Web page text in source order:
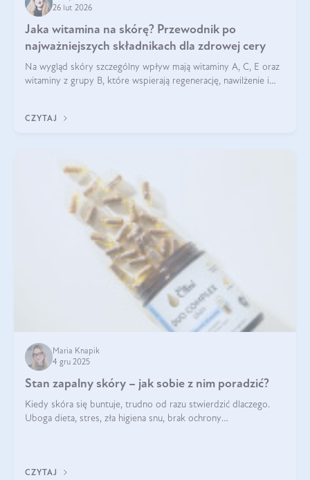
26 lut 2026
Jaka witamina na skórę? Przewodnik po
najważniejszych składnikach dla zdrowej cery
Na wygląd skóry szczególny wpływ mają witaminy A, C, E oraz
witaminy z grupy B, które wspierają regenerację, nawilżenie i
CZYTAJ
Maria Knapik
4 gru 2025
Stan zapalny skóry – jak sobie z nim poradzić?
Kiedy skóra się buntuje, trudno od razu stwierdzić dlaczego.
Uboga dieta, stres, zła higiena snu, brak ochrony
CZYTAJ